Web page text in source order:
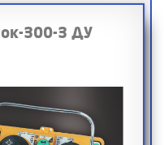
300-3 ДУ